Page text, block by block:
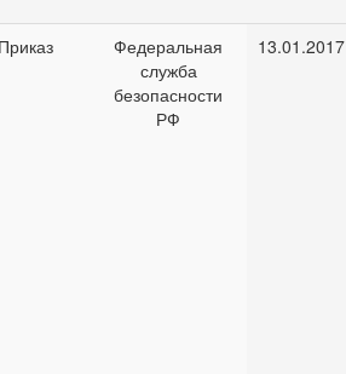
Приказ
Федеральная
служба
безопасности
РФ
13.01.2017